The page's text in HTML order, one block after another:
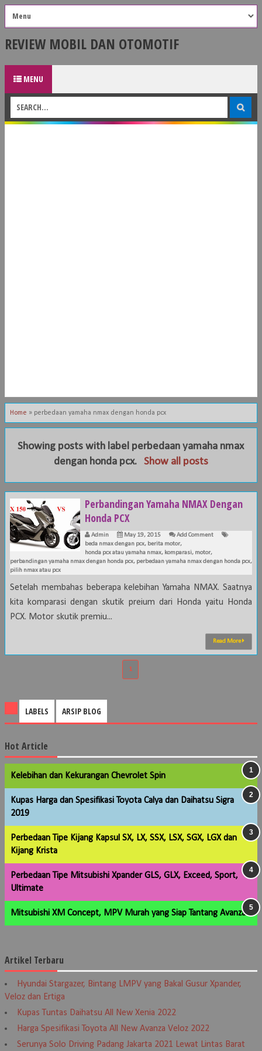
REVIEW MOBIL DAN OTOMOTIF
MENU
Home » perbedaan yamaha nmax dengan honda pcx
Showing posts with label perbedaan yamaha nmax
dengan honda pcx. Show all posts
Perbandingan Yamaha NMAX Dengan
Honda PCX
Admin May 19, 2015
Add Comment
beda nmax dengan pcx, berita motor,
honda pcx atau yamaha nmax, komparasi, motor,
perbandingan yamaha nmax dengan honda pcx, perbedaan yamaha nmax dengan honda pcx,
pilih nmax atau pcx
Setelah membahas beberapa kelebihan Yamaha NMAX. Saatnya
kita komparasi dengan skutik preium dari Honda yaitu Honda
PCX. Motor skutik premiu...
Read More
1
LABELS ARSIP BLOG
Hot Article
Kelebihan dan Kekurangan Chevrolet Spin
Kupas Harga dan Spesifikasi Toyota Calya dan Daihatsu Sigra
2019
Perbedaan Tipe Kijang Kapsul SX, LX, SSX, LSX, SGX, LGX dan
Kijang Krista
Perbedaan Tipe Mitsubishi Xpander GLS, GLX, Exceed, Sport,
Ultimate
Mitsubishi XM Concept, MPV Murah yang Siap Tantang Avanza
Artikel Terbaru
Hyundai Stargazer, Bintang LMPV yang Bakal Gusur Xpander,
Veloz dan Ertiga
Kupas Tuntas Daihatsu All New Xenia 2022
Harga Spesifikasi Toyota All New Avanza Veloz 2022
Serunya Solo Driving Padang Jakarta 2021 Lewat Lintas Barat